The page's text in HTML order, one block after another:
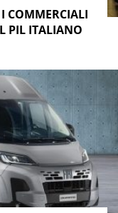
COMMERCIALI
PIL ITALIANO